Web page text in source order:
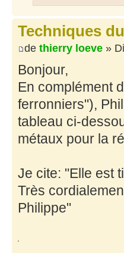
Techniques
de thierry loeve »
Bonjour,
En complément
ferronniers"),
tableau ci-
métaux pour la
Je cite: "Elle est
Très
Philippe"